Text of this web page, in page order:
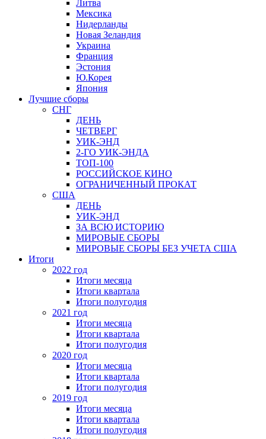
Литва
Мексика
Нидерланды
Новая Зеландия
Украина
Франция
Эстония
Ю.Корея
Япония
Лучшие сборы
СНГ
ДЕНЬ
ЧЕТВЕРГ
УИК-ЭНД
2-ГО УИК-ЭНДА
ТОП-100
РОССИЙСКОЕ КИНО
ОГРАНИЧЕННЫЙ ПРОКАТ
США
ДЕНЬ
УИК-ЭНД
ЗА ВСЮ ИСТОРИЮ
МИРОВЫЕ СБОРЫ
МИРОВЫЕ СБОРЫ БЕЗ УЧЕТА США
Итоги
2022 год
Итоги месяца
Итоги квартала
Итоги полугодия
2021 год
Итоги месяца
Итоги квартала
Итоги полугодия
2020 год
Итоги месяца
Итоги квартала
Итоги полугодия
2019 год
Итоги месяца
Итоги квартала
Итоги полугодия